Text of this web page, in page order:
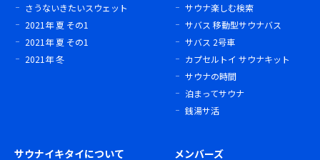
さうないきたいスウェット
2021年 夏 その1
2021年 夏 その1
2021年 冬
サウナ楽しむ検索
サバス 移動型サウナバス
サバス 2号車
カプセルトイ サウナキット
サウナの時間
泊まってサウナ
銭湯サ活
サウナイキタイについて メンバーズ